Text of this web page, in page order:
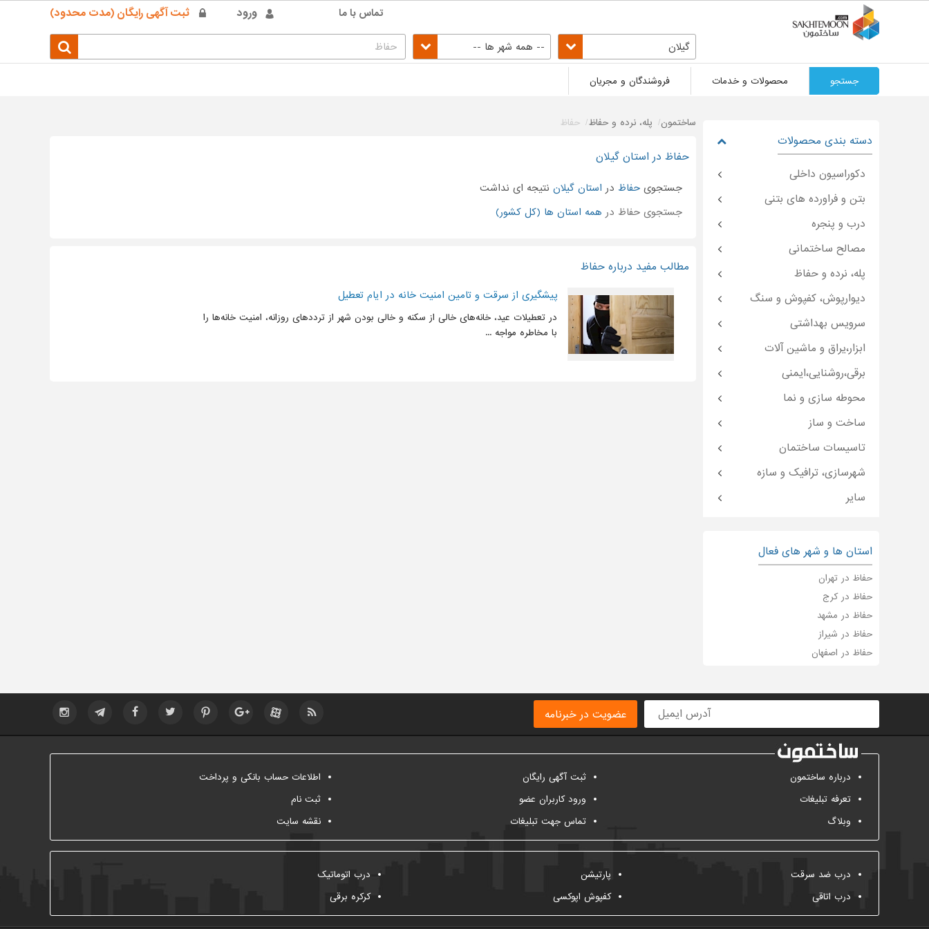
ورود ثبت آگهی رایگان (مدت محدود) تماس با ما
گیلان -- همه شهر ها --
جستجو محصولات و خدمات فروشندگان و مجریان
ساختمون پله، نرده و حفاظ حفاظ
حفاظ در استان گیلان
جستجوی حفاظ در استان گیلان نتیجه ای نداشت
جستجوی حفاظ در همه استان ها (کل کشور)
مطالب مفید درباره حفاظ
پیشگیری از سرقت و تامین امنیت خانه در ایام تعطیل
در تعطیلات عید، خانه‌های خالی از سکنه و خالی بودن شهر از ترددهای روزانه، امنیت خانه‌ها را
با مخاطره مواجه ...
دسته بندی محصولات
دکوراسیون داخلی
بتن و فراورده های بتنی
درب و پنجره
مصالح ساختمانی
پله، نرده و حفاظ
دیوارپوش، کفپوش و سنگ
سرویس بهداشتی
ابزار،یراق و ماشین آلات
برقی،روشنایی،ایمنی
محوطه سازی و نما
ساخت و ساز
تاسیسات ساختمان
شهرسازی، ترافیک و سازه
سایر
استان ها و شهر های فعال
حفاظ در تهران
حفاظ در کرج
حفاظ در مشهد
حفاظ در شیراز
حفاظ در اصفهان
عضویت در خبرنامه
درباره ساختمون
تعرفه تبلیغات
وبلاگ
ثبت آگهی رایگان
ورود کاربران عضو
تماس جهت تبلیغات
اطلاعات حساب بانکی و پرداخت
ثبت نام
نقشه سایت
درب ضد سرقت
درب اتاقی
پارتیشن
کفپوش اپوکسی
درب اتوماتیک
کرکره برقی